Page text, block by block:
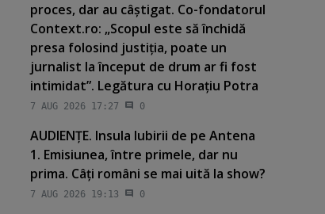
proces, dar au câştigat. Co-fondatorul
Context.ro: „Scopul este să închidă
presa folosind justiţia, poate un
jurnalist la început de drum ar fi fost
intimidat”. Legătura cu Horaţiu Potra
7 AUG 2026 17:27 0
AUDIENŢE. Insula Iubirii de pe Antena
1. Emisiunea, între primele, dar nu
prima. Câţi români se mai uită la show?
7 AUG 2026 19:13 0